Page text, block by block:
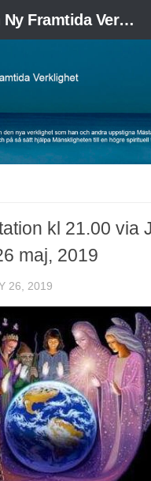
Välkomna till en Ny Framtida Verklighet
kl 21.00 via
maj, 2019
26, 2019